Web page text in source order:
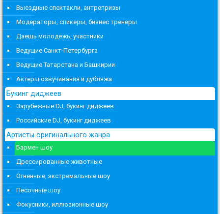
Выездные спектакли, антрепризы
Модераторы, спикеры, бизнес тренеры
Даешь молодежь, участники
Ведущие Санкт-Петербурга
Ведущие Татарстана и Башкирии
Актеры озвучивания и дубляжа
Букинг диджеев
Зарубежные DJ, букинг диджеев
Российские DJ, букинг диджеев
Артисты оригинального жанра
Бармен шоу
Дрессированные животные
Огненные, экстремальные шоу
Песочные шоу
Фокусники, иллюзионные шоу